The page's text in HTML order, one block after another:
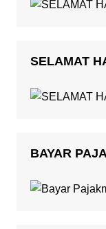
SELAMAT
BAYAR